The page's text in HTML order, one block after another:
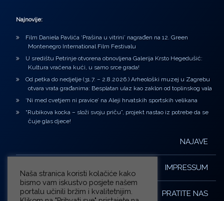
Najnovije:
Film Daniela Pavlića ‘Prašina u vitrini’ nagrađen na 12. Green
Montenegro International Film Festivalu
U središtu Petrinje otvorena obnovljena Galerija Krsto Hegedušić:
Kultura vraćena kući, u samo srce grada!
Od petka do nedjelje (31.7. – 2.8.2026.) Arheološki muzej u Zagrebu
otvara vrata građanima: Besplatan ulaz kao zaklon od toplinskog vala
‘Ni med cvetjem ni pravice’ na Aleji hrvatskih sportskih velikana
“Rubikova kocka – složi svoju priču”, projekt nastao iz potrebe da se
čuje glas djece!
NAJAVE
IMPRESSUM
PRATITE NAS
Naša stranica koristi kolačiće kako
bismo vam iskustvo posjete našem
portalu učinili bržim i kvalitetnijim.